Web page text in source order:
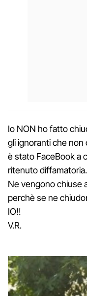
Io NON ho fatto
gli ignoranti che
è stato FaceBook a
ritenuto diffamatoria.
Ne vengono chiuse
perchè se ne
IO!!
V.R.